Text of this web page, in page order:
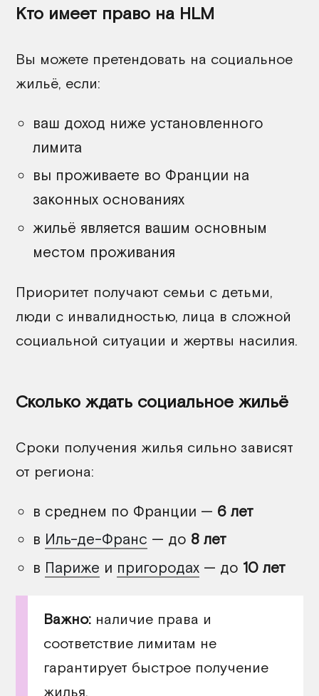
Кто имеет право на HLM
Вы можете претендовать на социальное
жильё, если:
ваш доход ниже установленного
лимита
вы проживаете во Франции на
законных основаниях
жильё является вашим основным
местом проживания
Приоритет получают семьи с детьми,
люди с инвалидностью, лица в сложной
социальной ситуации и жертвы насилия.
Сколько ждать социальное жильё
Сроки получения жилья сильно зависят
от региона:
в среднем по Франции — 6 лет
в Иль-де-Франс — до 8 лет
в Париже и пригородах — до 10 лет
Важно:наличие права и
соответствие лимитам не
гарантирует быстрое получение
жилья.